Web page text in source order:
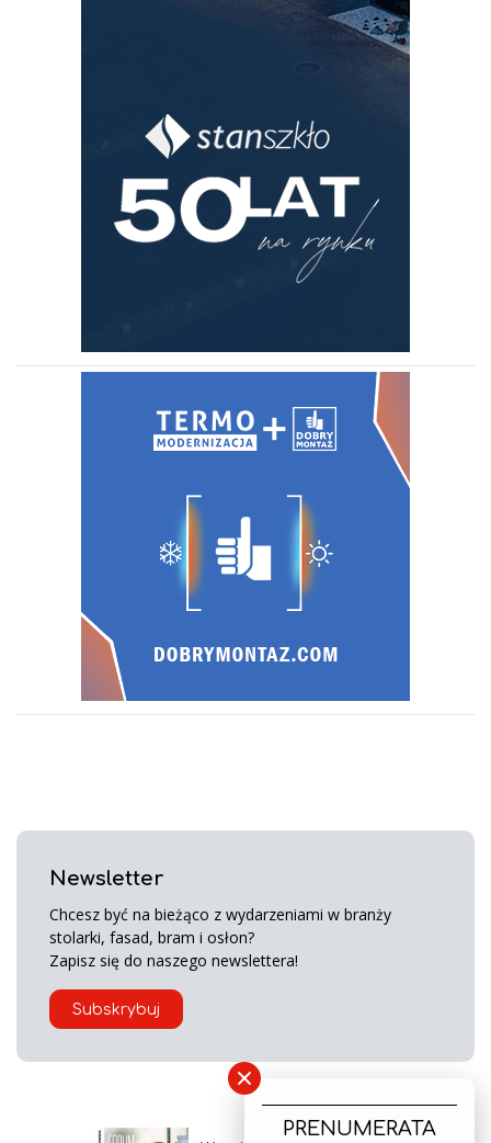
Newsletter
Chcesz być na bieżąco z wydarzeniami w branży
stolarki, fasad, bram i osłon?
Zapisz się do naszego newslettera!
Subskrybuj
×
PRENUMERATA